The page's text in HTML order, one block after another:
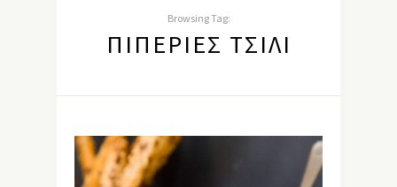
Browsing Tag:
ΠΙΠΕΡΙΈΣ ΤΣΊΛΙ